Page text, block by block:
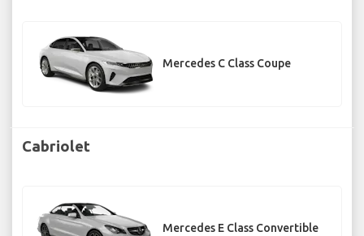
Mercedes C Class Coupe
Cabriolet
Mercedes E Class Convertible